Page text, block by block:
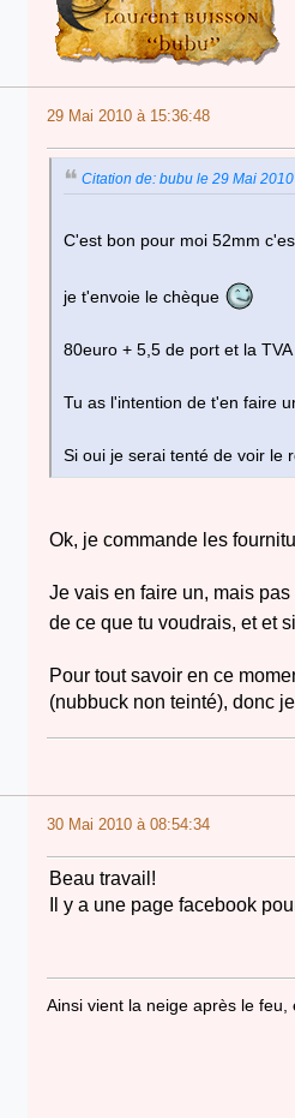
29 Mai 2010 à 15:36:48
Citation de: bubu le 29 Mai
C'est bon pour moi 52mm
je t'envoie le chèque
80euro + 5,5 de port et la
Tu as l'intention de t'en faire
Si oui je serai tenté de voir le
Ok, je commande les
Je vais en faire un, mais
de ce que tu voudrais, et et
Pour tout savoir en ce
(nubbuck non teinté), donc
30 Mai 2010 à 08:54:34
Beau travail!
Il y a une page facebook
Ainsi vient la neige après le